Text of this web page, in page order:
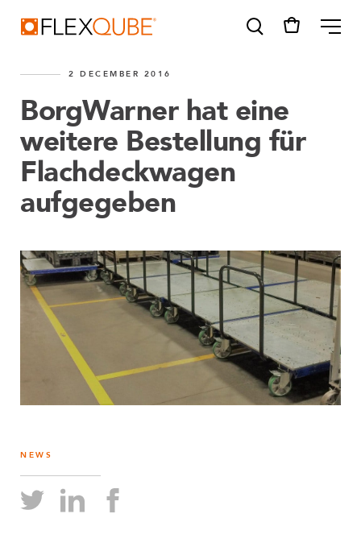
SUGGESTIONS
Tugger cart
eQart
Find a sales person
How do I order?
2 DECEMBER 2016
BorgWarner hat eine
weitere Bestellung für
Flachdeckwagen
aufgegeben
NEWS